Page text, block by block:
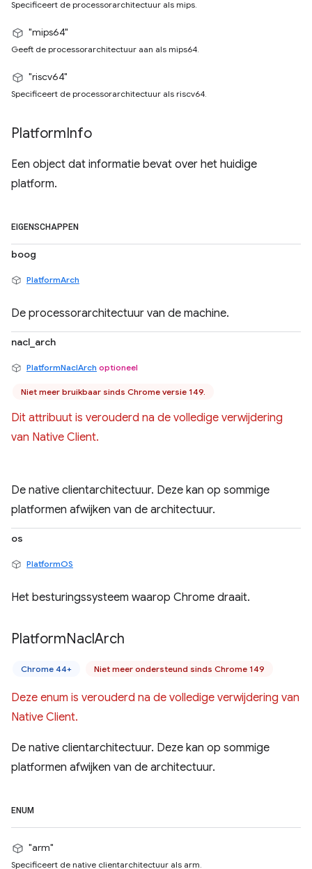
Specificeert de processorarchitectuur als mips.
"mips64"
Geeft de processorarchitectuur aan als mips64.
"riscv64"
Specificeert de processorarchitectuur als riscv64.
PlatformInfo
Een object dat informatie bevat over het huidige
platform.
EIGENSCHAPPEN
boog
PlatformArch
De processorarchitectuur van de machine.
nacl_arch
PlatformNaclArch optioneel
Niet meer bruikbaar sinds Chrome versie 149.
Dit attribuut is verouderd na de volledige verwijdering
van Native Client.
De native clientarchitectuur. Deze kan op sommige
platformen afwijken van de architectuur.
os
PlatformOS
Het besturingssysteem waarop Chrome draait.
PlatformNaclArch
Chrome 44+ Niet meer ondersteund sinds Chrome 149
Deze enum is verouderd na de volledige verwijdering van
Native Client.
De native clientarchitectuur. Deze kan op sommige
platformen afwijken van de architectuur.
ENUM
"arm"
Specificeert de native clientarchitectuur als arm.